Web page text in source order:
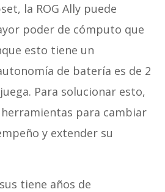
la ROG Ally puede
poder de cómputo que
esto tiene un
de batería es de 2
Para solucionar esto,
herramientas para cambiar
y extender su
tiene años de